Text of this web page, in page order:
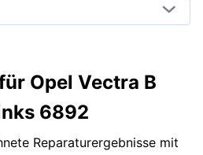
Opel Vectra B
6892
Reparaturergebnisse mit